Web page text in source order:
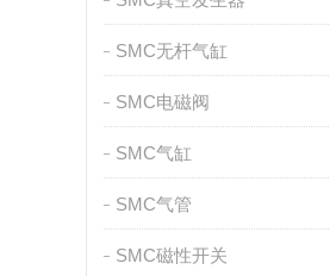
SMC无杆气缸
SMC电磁阀
SMC气缸
SMC气管
SMC磁性开关